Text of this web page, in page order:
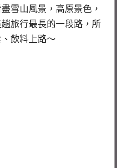
雪山風景，高原景色，
旅行最長的一段路，所
飲料上路～